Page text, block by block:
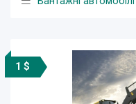
1 $